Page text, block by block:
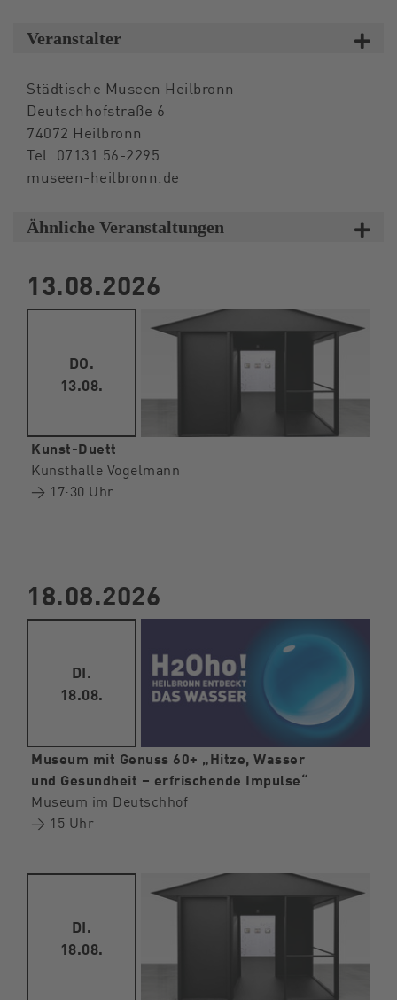
Veranstalter
Städtische Museen Heilbronn
Deutschhofstraße 6
74072 Heilbronn
Tel. 07131 56-2295
museen-heilbronn.de
Ähnliche Veranstaltungen
13.08.2026
DO.
13.08.
Kunst-Duett
Kunsthalle Vogelmann
→ 17:30 Uhr
18.08.2026
DI.
18.08.
Museum mit Genuss 60+ „Hitze, Wasser
und Gesundheit – erfrischende Impulse“
Museum im Deutschhof
→ 15 Uhr
DI.
18.08.